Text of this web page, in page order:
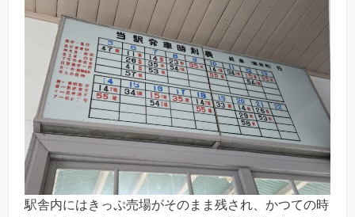
駅舎内にはきっぷ売場がそのまま残され、かつての時